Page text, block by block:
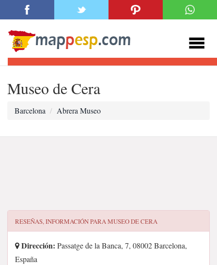
Museo de Cera
Barcelona Abrera Museo
RESEÑAS, INFORMACIÓN PARAMUSEO DE CERA
Dirección: Passatge de la Banca, 7, 08002 Barcelona,
España